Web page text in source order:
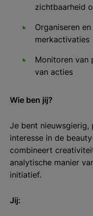
zichtbaarheid
Organiseren
merkactivaties
Monitoren van
van acties
Wie ben jij?
Je bent
interesse in de
combineert
analytische manier
initiatief.
Jij: